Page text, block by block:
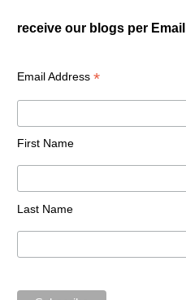
receive our blogs per Email
Email Address *
First Name
Last Name